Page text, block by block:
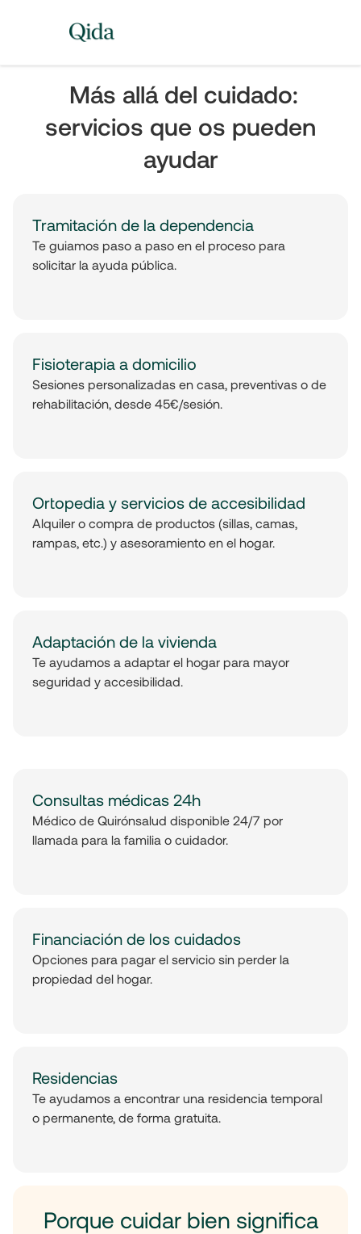
Más allá del cuidado:
servicios que os pueden
ayudar
Tramitación de la dependencia
Te guiamos paso a paso en el proceso para
solicitar la ayuda pública.
Fisioterapia a domicilio
Sesiones personalizadas en casa, preventivas o de
rehabilitación, desde 45€/sesión.
Ortopedia y servicios de accesibilidad
Alquiler o compra de productos (sillas, camas,
rampas, etc.) y asesoramiento en el hogar.
Adaptación de la vivienda
Te ayudamos a adaptar el hogar para mayor
seguridad y accesibilidad.
Consultas médicas 24h
Médico de Quirónsalud disponible 24/7 por
llamada para la familia o cuidador.
Financiación de los cuidados
Opciones para pagar el servicio sin perder la
propiedad del hogar.
Residencias
Te ayudamos a encontrar una residencia temporal
o permanente, de forma gratuita.
Porque cuidar bien significa